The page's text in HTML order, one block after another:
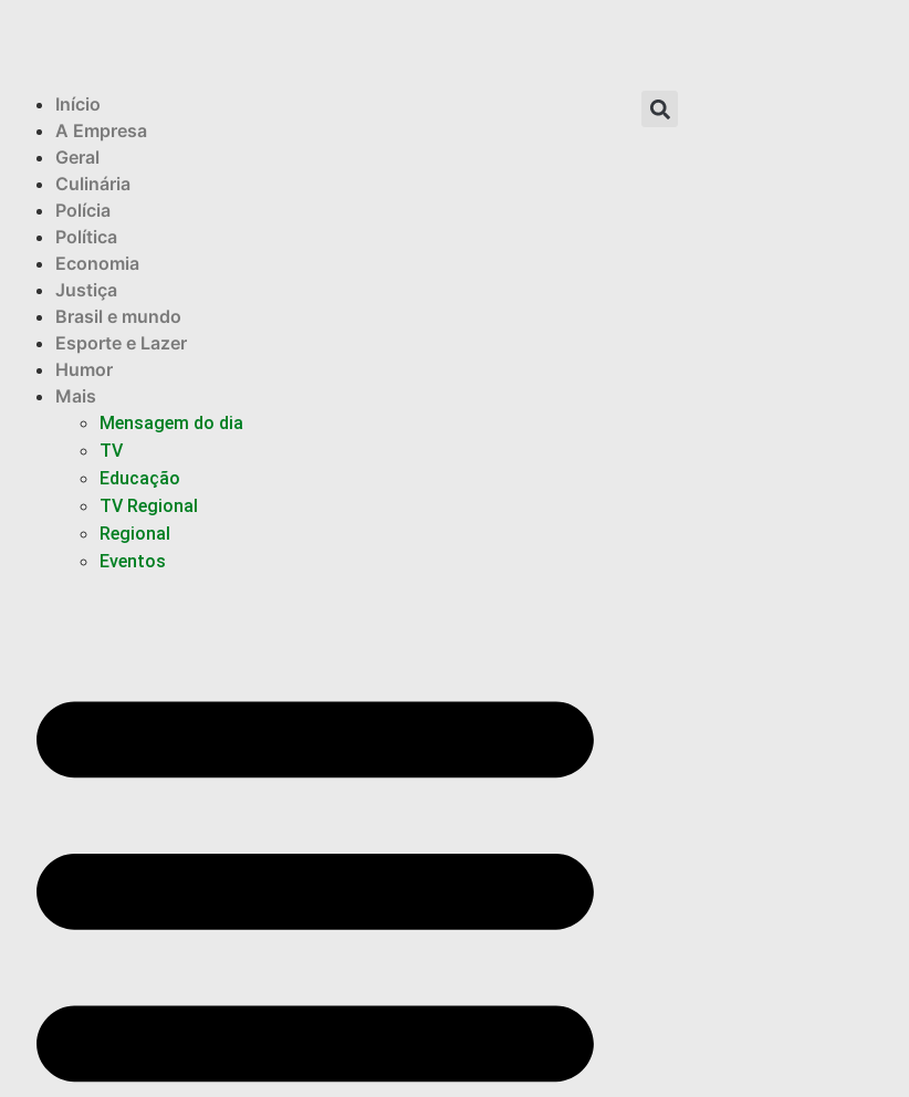
Início
A Empresa
Geral
Culinária
Polícia
Política
Economia
Justiça
Brasil e mundo
Esporte e Lazer
Humor
Mais
Mensagem do dia
TV
Educação
TV Regional
Regional
Eventos